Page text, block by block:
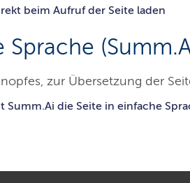
beim Aufruf der Seite laden
Sprache
zur Übersetzung der
Summ.Ai die Seite in einfache
für Energiewende, Klimaschutz,
Energiewendeminister Habeck